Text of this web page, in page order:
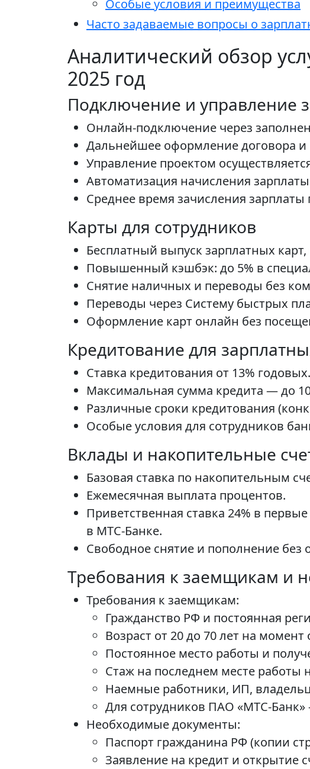
Особые условия и преимущества
Часто задаваемые вопросы о
Аналитический обзор
2025 год
Подключение и управление
Онлайн-подключение через
Дальнейшее оформление договора и
Управление проектом
Автоматизация начисления
Среднее время зачисления
Карты для сотрудников
Бесплатный выпуск зарплатных
Повышенный кэшбэк: до 5% в
Снятие наличных и переводы без
Переводы через Систему быстрых
Оформление карт онлайн без
Кредитование для
Ставка кредитования от 13% годовых.
Максимальная сумма кредита — до
Различные сроки кредитования
Особые условия для сотрудников
Вклады и накопительные
Базовая ставка по накопительным
Ежемесячная выплата процентов.
Приветственная ставка 24% в
в МТС-Банке.
Свободное снятие и пополнение без
Требования к заемщикам и
Требования к заемщикам:
Гражданство РФ и постоянная
Возраст от 20 до 70 лет на
Постоянное место работы и
Стаж на последнем месте работы
Наемные работники, ИП,
Для сотрудников ПАО «МТС-
Необходимые документы:
Паспорт гражданина РФ (копии
Заявление на кредит и открытие